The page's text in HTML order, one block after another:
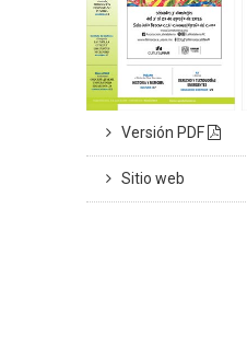
Versión PDF
Sitio web